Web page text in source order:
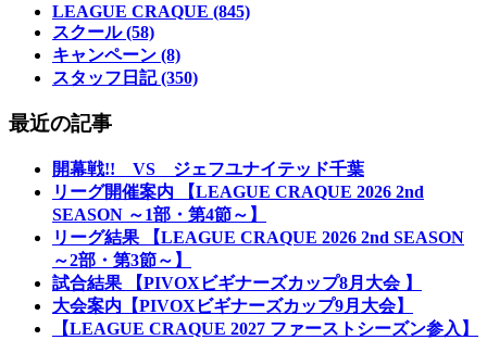
LEAGUE CRAQUE (845)
スクール (58)
キャンペーン (8)
スタッフ日記 (350)
最近の記事
開幕戦!! VS ジェフユナイテッド千葉
リーグ開催案内 【LEAGUE CRAQUE 2026 2nd
SEASON ～1部・第4節～】
リーグ結果 【LEAGUE CRAQUE 2026 2nd SEASON
～2部・第3節～】
試合結果 【PIVOXビギナーズカップ8月大会 】
大会案内【PIVOXビギナーズカップ9月大会】
【LEAGUE CRAQUE 2027 ファーストシーズン参入】